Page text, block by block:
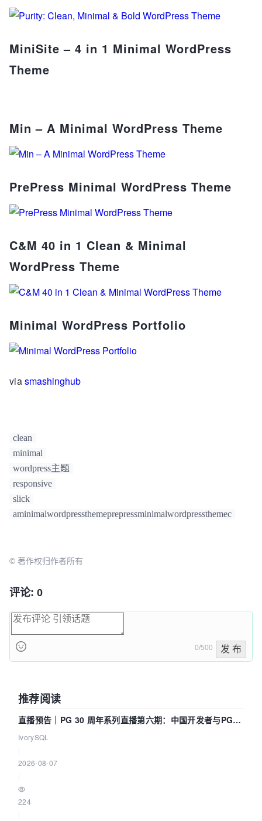
MiniSite – 4 in 1 Minimal WordPress
Theme
Min – A Minimal WordPress Theme
PrePress Minimal WordPress Theme
C&M 40 in 1 Clean & Minimal
WordPress Theme
Minimal WordPress Portfolio
viasmashinghub
clean
minimal
wordpress主题
responsive
slick
aminimalwordpressthemeprepressminimalwordpressthemec
© 著作权归作者所有
评论: 0
0/500 发 布
推荐阅读
直播预告｜PG 30 周年系列直播第六期：中国开发者与PG内
核——我们改得动吗？我们贡献了什么？
IvorySQL
2026-08-07
224